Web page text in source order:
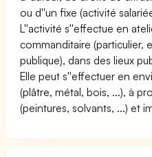
ou d''un fixe (activité
L''activité s''effectue en
commanditaire (particulier,
publique), dans des lieux
Elle peut s''effectuer en
(plâtre, métal, bois, ...), à
(peintures, solvants, ...) et